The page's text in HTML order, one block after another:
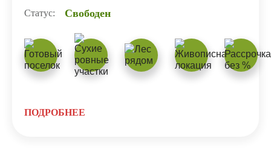
Статус: Свободен
ПОДРОБНЕЕ